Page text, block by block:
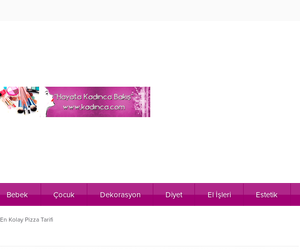
Bebek Çocuk Dekorasyon Diyet El İşleri Estetik
En Kolay Pizza Tarifi